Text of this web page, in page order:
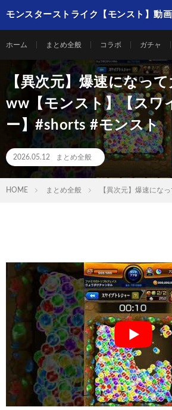
モンスターストライク【モンスト】動
ホーム まとめ全般 コラボ ガチャ
【異次元】爆速になっ
ww【モンスト】【スワ
ー】#shorts #モンスト
2026.05.12 まとめ全般
HOME まとめ全般 【異次元】爆速にな